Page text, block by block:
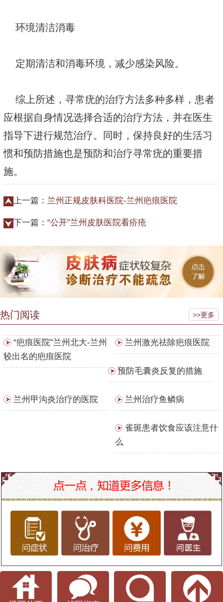
环境清洁消毒
定期清洁和消毒环境，减少感染风险。
综上所述，寻常疣的治疗方法多种多样，患者
应根据自身情况选择合适的治疗方法，并在医生
指导下进行规范治疗。同时，保持良好的生活习
惯和预防措施也是预防和治疗寻常疣的重要措
施。
上一篇： 兰州正规皮肤科医院-兰州疤痕医院
下一篇： “公开”兰州皮肤医院看疥疮
热门阅读 >>更多
“疤痕医院”兰州北大-兰州
较出名的疤痕医院
兰州激光祛除疤痕医院
预防毛囊炎反复的措施
兰州治疗鱼鳞病
兰州甲沟炎治疗的医院
雀斑患者饮食应该注意什
么